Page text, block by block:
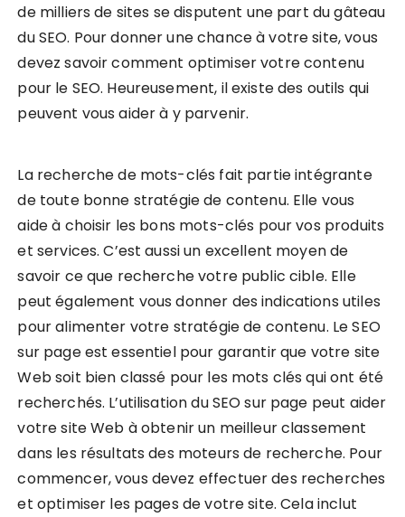
de milliers de sites se disputent une part du gâteau
du SEO. Pour donner une chance à votre site, vous
devez savoir comment optimiser votre contenu
pour le SEO. Heureusement, il existe des outils qui
peuvent vous aider à y parvenir.
La recherche de mots-clés fait partie intégrante
de toute bonne stratégie de contenu. Elle vous
aide à choisir les bons mots-clés pour vos produits
et services. C’est aussi un excellent moyen de
savoir ce que recherche votre public cible. Elle
peut également vous donner des indications utiles
pour alimenter votre stratégie de contenu. Le SEO
sur page est essentiel pour garantir que votre site
Web soit bien classé pour les mots clés qui ont été
recherchés. L’utilisation du SEO sur page peut aider
votre site Web à obtenir un meilleur classement
dans les résultats des moteurs de recherche. Pour
commencer, vous devez effectuer des recherches
et optimiser les pages de votre site. Cela inclut